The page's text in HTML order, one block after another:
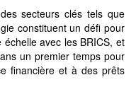
secteurs clés tels que
constituent un défi pour
avec les BRICS, et
un premier temps pour
financière et à des prêts